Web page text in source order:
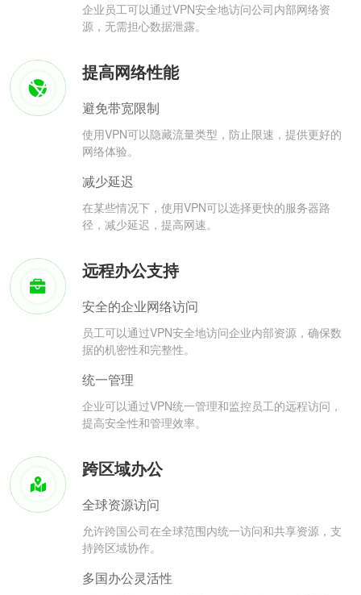
企业员工可以通过VPN安全地访问公司内部网络资
源，无需担心数据泄露。
提高网络性能
避免带宽限制
使用VPN可以隐藏流量类型，防止限速，提供更好的
网络体验。
减少延迟
在某些情况下，使用VPN可以选择更快的服务器路
径，减少延迟，提高网速。
远程办公支持
安全的企业网络访问
员工可以通过VPN安全地访问企业内部资源，确保数
据的机密性和完整性。
统一管理
企业可以通过VPN统一管理和监控员工的远程访问，
提高安全性和管理效率。
跨区域办公
全球资源访问
允许跨国公司在全球范围内统一访问和共享资源，支
持跨区域协作。
多国办公灵活性